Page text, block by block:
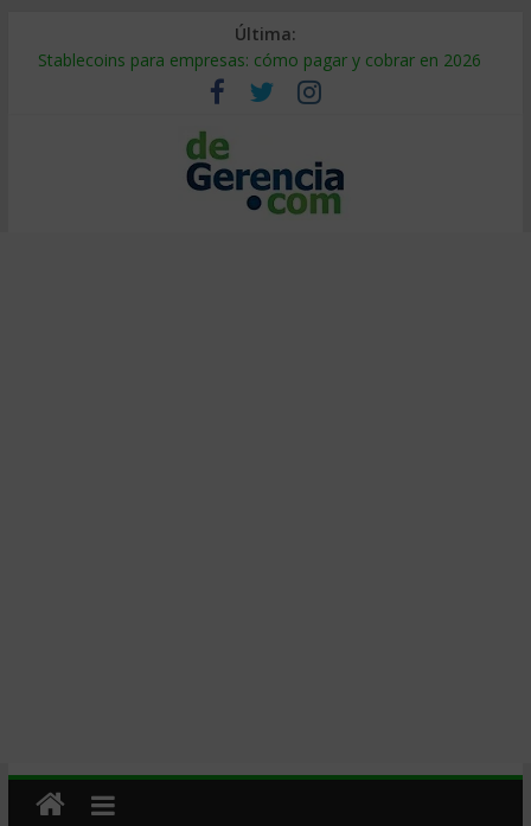
Última:
Stablecoins para empresas: cómo pagar y cobrar en 2026
Despido silencioso: qué es y por qué sale tan caro
IA en selección de personal: cómo auditarla a tiempo
Trabajo forzoso en la cadena de suministro: qué hacer
Mercado hispano de EE. UU.: cómo segmentarlo y venderle